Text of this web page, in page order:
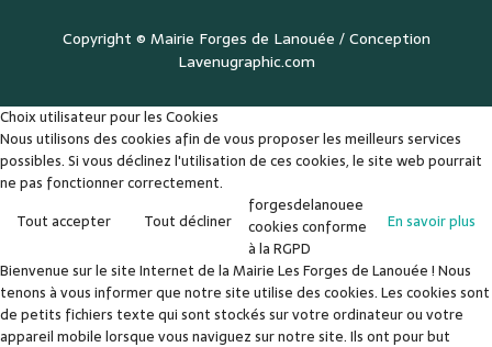
Copyright © Mairie Forges de Lanouée / Conception
Lavenugraphic.com
Choix utilisateur pour les Cookies
Nous utilisons des cookies afin de vous proposer les meilleurs services
possibles. Si vous déclinez l'utilisation de ces cookies, le site web pourrait
ne pas fonctionner correctement.
Tout accepter
Tout décliner En savoir plus
forgesdelanouee
cookies conforme
à la RGPD
Bienvenue sur le site Internet de la Mairie Les Forges de Lanouée ! Nous
tenons à vous informer que notre site utilise des cookies. Les cookies sont
de petits fichiers texte qui sont stockés sur votre ordinateur ou votre
appareil mobile lorsque vous naviguez sur notre site. Ils ont pour but